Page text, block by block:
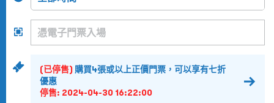
(已停售) 購買4張或以上正價門票，可以享有七折
優惠
停售: 2024-04-30 16:22:00